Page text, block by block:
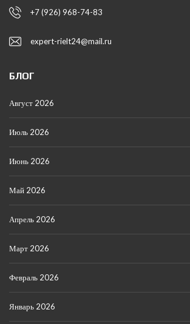
+7 (926) 968-74-83
expert-rielt24@mail.ru
БЛОГ
Август 2026
Июль 2026
Июнь 2026
Май 2026
Апрель 2026
Март 2026
Февраль 2026
Январь 2026